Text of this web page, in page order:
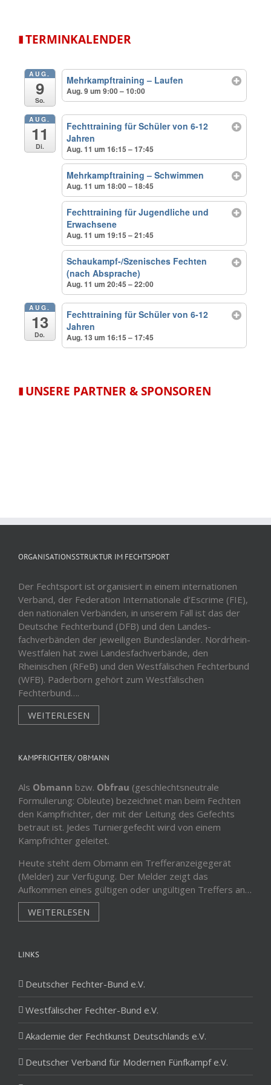
▮TERMINKALENDER
AUG.
9
So.
Mehrkampftraining – Laufen
Aug. 9 um 9:00 – 10:00
AUG.
11
Di.
Fechttraining für Schüler von 6-12
Jahren
Aug. 11 um 16:15 – 17:45
Mehrkampftraining – Schwimmen
Aug. 11 um 18:00 – 18:45
Fechttraining für Jugendliche und
Erwachsene
Aug. 11 um 19:15 – 21:45
Schaukampf-/Szenisches Fechten
(nach Absprache)
Aug. 11 um 20:45 – 22:00
AUG.
13
Do.
Fechttraining für Schüler von 6-12
Jahren
Aug. 13 um 16:15 – 17:45
▮ UNSERE PARTNER & SPONSOREN
ORGANISATIONSSTRUKTUR IM FECHTSPORT
Der Fechtsport ist organisiert in einem internationen
Verband, der Federation Internationale d’Escrime (FIE),
den nationalen Verbänden, in unserem Fall ist das der
Deutsche Fechterbund (DFB) und den Landes-
fachverbänden der jeweiligen Bundesländer. Nordrhein-
Westfalen hat zwei Landesfachverbände, den
Rheinischen (RFeB) und den Westfälischen Fechterbund
(WFB). Paderborn gehört zum Westfälischen
Fechterbund….
WEITERLESEN
KAMPFRICHTER/ OBMANN
Als Obmann bzw. Obfrau (geschlechtsneutrale
Formulierung: Obleute) bezeichnet man beim Fechten
den Kampfrichter, der mit der Leitung des Gefechts
betraut ist. Jedes Turniergefecht wird von einem
Kampfrichter geleitet.
Heute steht dem Obmann ein Trefferanzeigegerät
(Melder) zur Verfügung. Der Melder zeigt das
Aufkommen eines gültigen oder ungültigen Treffers an…
WEITERLESEN
LINKS
Deutscher Fechter-Bund e.V.
Westfälischer Fechter-Bund e.V.
Akademie der Fechtkunst Deutschlands e.V.
Deutscher Verband für Modernen Fünfkampf e.V.